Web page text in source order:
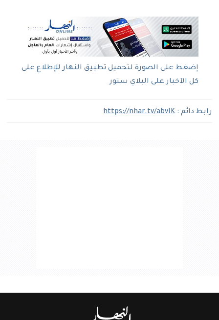
إضغط على الصورة لتحميل تطبيق النهار للإطلاع على
كل الآخبار على البلاي ستور
رابط دائم : https://nhar.tv/abvIK